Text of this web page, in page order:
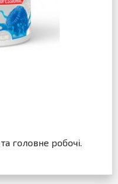
головне робочі.